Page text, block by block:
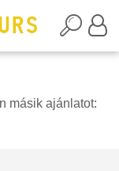
másik ajánlatot: